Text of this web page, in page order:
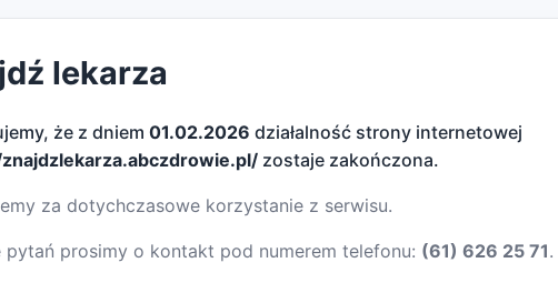
lekarza
że z dniem 01.02.2026 działalność strony internetowej
zostaje zakończona.
za dotychczasowe korzystanie z serwisu.
pytań prosimy o kontakt pod numerem telefonu: (61) 626 25 71.